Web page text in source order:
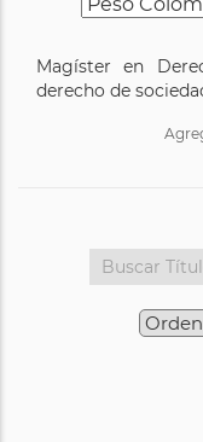
Magíster en
derecho de